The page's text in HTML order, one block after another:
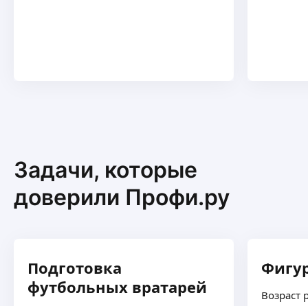
Задачи, которые
доверили Профи.ру
Подготовка
футбольных вратарей
Возраст